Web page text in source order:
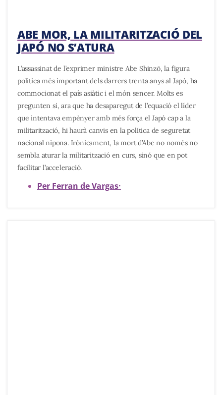
ABE MOR, LA MILITARITZACIÓ DEL
JAPÓ NO S’ATURA
L’assassinat de l’exprimer ministre Abe Shinzō, la figura
política més important dels darrers trenta anys al Japó, ha
commocionat el país asiàtic i el món sencer. Molts es
pregunten si, ara que ha desaparegut de l’equació el líder
que intentava empènyer amb més força el Japó cap a la
militarització, hi haurà canvis en la política de seguretat
nacional nipona. Irònicament, la mort d’Abe no només no
sembla aturar la militarització en curs, sinó que en pot
facilitar l’acceleració.
Per Ferran de Vargas·